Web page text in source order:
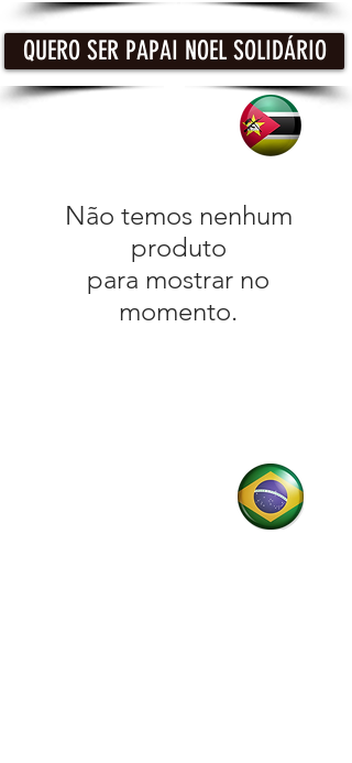
Não temos nenhum
produto
para mostrar no
momento.
QUERO SER PAPAI NOEL SOLIDÁRIO